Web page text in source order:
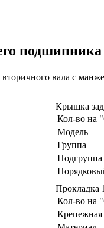
Крышка
Кол-во на
Модель
Группа
Подгруппа
Прокладка
Кол-во на
Крепежная